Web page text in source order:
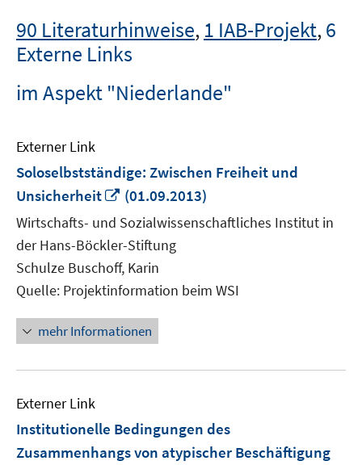
90 Literaturhinweise, 1 IAB-Projekt,6
Externe Links
im Aspekt "Niederlande"
Externer Link
Soloselbstständige: Zwischen Freiheit und
Unsicherheit
In
neuem
Fenster
öffnen
(01.09.2013)
Wirtschafts- und Sozialwissenschaftliches Institut in
der Hans-Böckler-Stiftung
Schulze Buschoff, Karin
Quelle: Projektinformation beim WSI
mehr Informationen
Externer Link
Institutionelle Bedingungen des
Zusammenhangs von atypischer Beschäftigung